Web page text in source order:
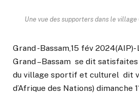
Une vue des supporters dans le village
Grand -Bassam,15 fév
Grand –Bassam se dit
du village sportif et culturel dit
d’Afrique des Nations) dimanche